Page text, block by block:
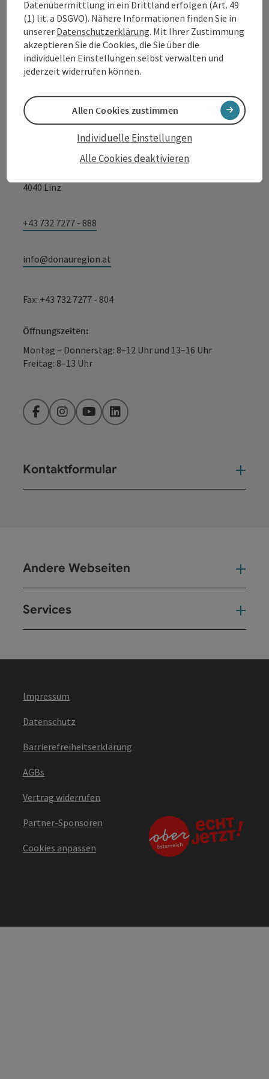
Möglichkeit, die den Aufenthalt am Wasser besonders
macht. Auch die bekannte Schlögener Schlinge und der
Aussichtspunkt Burgstall sind nur wenige Kilometer
entfernt und laden zu Ausflügen in eine der schönsten
Flusslandschaften Österreichs ein. „Waterfront Obermühl“
ist ein Ort für Menschen, die Ruhe, Natur und das einfache
Leben am Wasser schätzen – fern vom Trubel und ganz nah
an der Donau.
Kontakt
Tourismusverband Donauregion
Oberösterreich
WGD Donau Oberösterreich Tourismus
4040 Linz
+43 732 7277 - 888
info@donauregion.at
Fax: +43 732 7277 - 804
Öffnungszeiten:
Montag – Donnerstag: 8–12 Uhr und 13–16 Uhr
Freitag: 8–13 Uhr
FacebookInstagramYouTubeLinkedIn
Kontaktformular
Andere Webseiten
Services
Impressum
Datenschutz
Barrierefreiheitserklärung
AGBs
Vertrag widerrufen
Partner-Sponsoren
Cookies anpassen
Datenübermittlung in ein Drittland erfolgen (Art. 49
(1) lit. a DSGVO). Nähere Informationen finden Sie in
unserer Datenschutzerklärung. Mit Ihrer Zustimmung
akzeptieren Sie die Cookies, die Sie über die
individuellen Einstellungen selbst verwalten und
jederzeit widerrufen können.
Alle Cookies deaktivieren
Individuelle Einstellungen
Allen Cookies zustimmen